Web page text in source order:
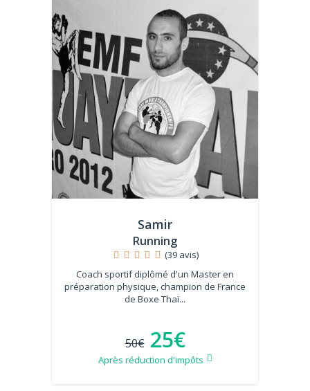
Samir
Running
(39 avis)
Coach sportif diplômé d'un Master en
préparation physique, champion de France
de Boxe Thaï...
50€ 25€
Après réduction d'impôts